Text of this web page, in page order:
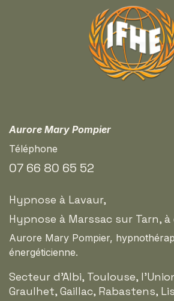
Aurore Mary Pompier
Téléphone
07 66 80 65 52
Hypnose à Lavaur,
Hypnose à Marssac sur Tarn,
Aurore Mary Pompier,
énergéticienne.
Secteur d'Albi, Toulouse,
Graulhet, Gaillac, Rabastens,